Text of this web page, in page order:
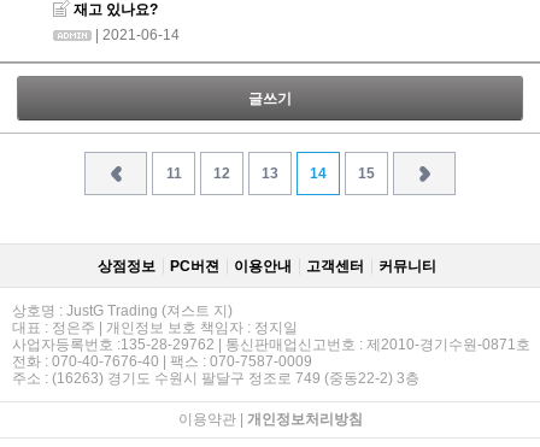
재고 있나요?
| 2021-06-14
글쓰기
11 12 13 14 15
상점정보 PC버젼 이용안내 고객센터 커뮤니티
상호명 : JustG Trading (져스트 지)
대표 : 정은주 | 개인정보 보호 책임자 : 정지일
사업자등록번호 :135-28-29762 | 통신판매업신고번호 : 제2010-경기수원-0871호
전화 : 070-40-7676-40 | 팩스 : 070-7587-0009
주소 : (16263) 경기도 수원시 팔달구 정조로 749 (중동22-2) 3층
이용약관| 개인정보처리방침